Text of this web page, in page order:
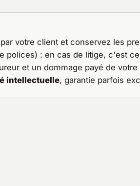
par votre client et conservez les
polices) : en cas de litige, c'est
et un dommage payé de
intellectuelle, garantie parfois